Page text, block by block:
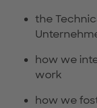
the
how we
work
how we